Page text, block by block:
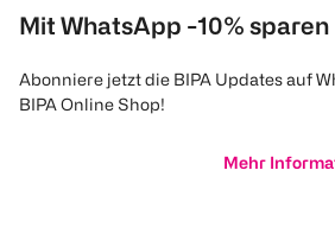
Mit WhatsApp -10% sparen
Abonniere jetzt die BIPA Updates auf
BIPA Online Shop!
Mehr